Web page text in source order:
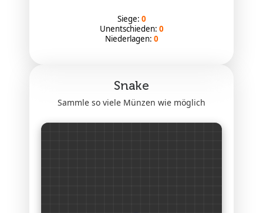
Siege: 0
Unentschieden: 0
Niederlagen: 0
Snake
Sammle so viele Münzen wie möglich